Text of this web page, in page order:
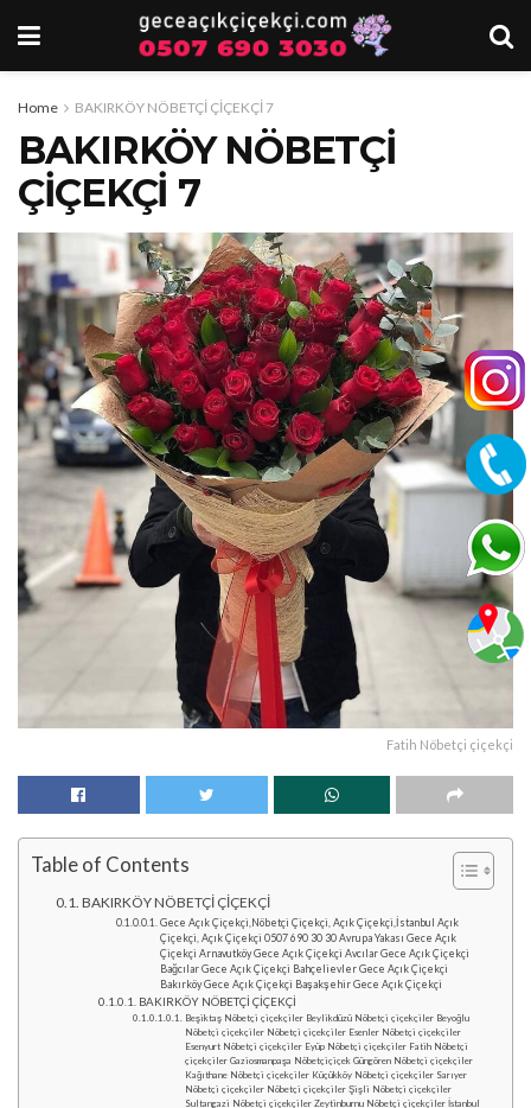
Home BAKIRKÖY NÖBETÇİ ÇİÇEKÇİ 7
BAKIRKÖY NÖBETÇİ
ÇİÇEKÇİ 7
Fatih Nöbetçi çiçekçi
Table of Contents
BAKIRKÖY NÖBETÇİ ÇİÇEKÇİ
Gece Açık Çiçekçi,Nöbetçi Çiçekçi, Açık Çiçekçi,İstanbul Açık
Çiçekçi, Açık Çiçekçi 0507 690 30 30 Avrupa Yakası Gece Açık
Çiçekçi Arnavutköy Gece Açık Çiçekçi Avcılar Gece Açık Çiçekçi
Bağcılar Gece Açık Çiçekçi Bahçelievler Gece Açık Çiçekçi
Bakırköy Gece Açık Çiçekçi Başakşehir Gece Açık Çiçekçi
BAKIRKÖY NÖBETÇİ ÇİÇEKÇİ
Beşiktaş Nöbetçi çiçekçiler Beylikdüzü Nöbetçi çiçekçiler Beyoğlu
Nöbetçi çiçekçiler Nöbetçi çiçekçiler Esenler Nöbetçi çiçekçiler
Esenyurt Nöbetçi çiçekçiler Eyüp Nöbetçi çiçekçiler Fatih Nöbetçi
çiçekçiler Gaziosmanpaşa Nöbetçiçiçek Güngören Nöbetçi çiçekçiler
Kağıthane Nöbetçi çiçekçiler Küçükköy Nöbetçi çiçekçiler Sarıyer
Nöbetçi çiçekçiler Nöbetçi çiçekçiler Şişli Nöbetçi çiçekçiler
Sultangazi Nöbetçi çiçekçiler Zeytinburnu Nöbetçi çiçekçiler İstanbul